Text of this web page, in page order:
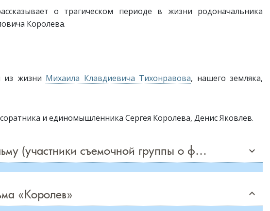
Живые и мертвые
Женитьба
о трагическом периоде в жизни родоначальника
Королева.
из жизни Михаила Клавдиевича Тихонравова, нашего земляка,
и единомышленника Сергея Королева, Денис Яковлев.
От замысла к фильму (участники съемочной группы о фильме) keyboard_arrow_up
«Королев» keyboard_arrow_up